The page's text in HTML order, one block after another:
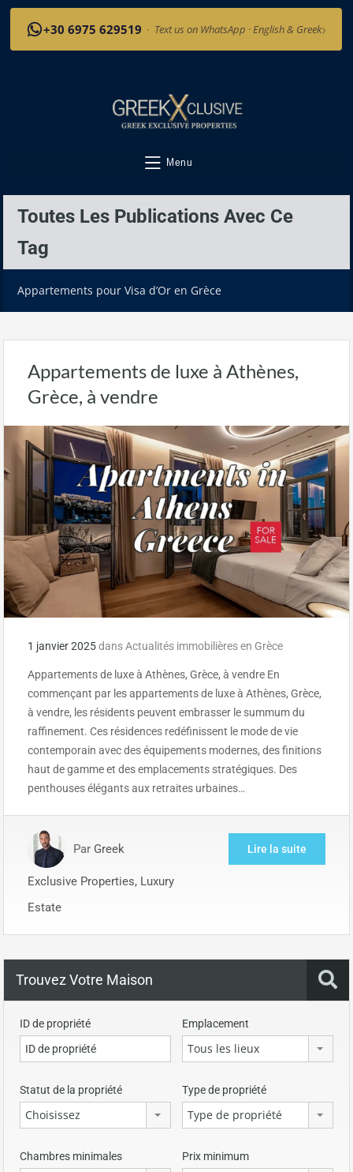
+30 6975 629519 · Text us on WhatsApp · English & Greek›
Menu
Toutes Les Publications Avec Ce
Tag
Appartements pour Visa d’Or en Grèce
Appartements de luxe à Athènes,
Grèce, à vendre
1 janvier 2025dansActualités immobilières en Grèce
Appartements de luxe à Athènes, Grèce, à vendre En
commençant par les appartements de luxe à Athènes, Grèce,
à vendre, les résidents peuvent embrasser le summum du
raffinement. Ces résidences redéfinissent le mode de vie
contemporain avec des équipements modernes, des finitions
haut de gamme et des emplacements stratégiques. Des
penthouses élégants aux retraites urbaines…
Par Greek
Exclusive Properties, Luxury
Estate
Lire la suite
Trouvez Votre Maison
ID de propriété Emplacement
Tous les lieux
Statut de la propriété
Choisissez
Type de propriété
Type de propriété
Chambres minimales Prix minimum